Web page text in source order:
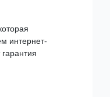
интернет-